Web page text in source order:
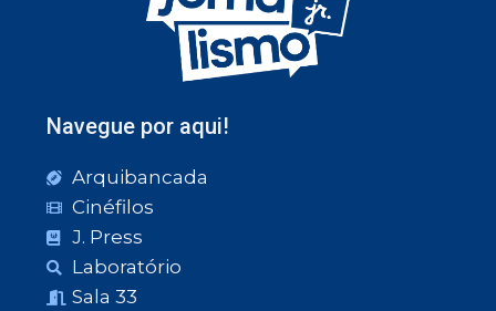
Navegue por aqui!
Arquibancada
Cinéfilos
J. Press
Laboratório
Sala 33